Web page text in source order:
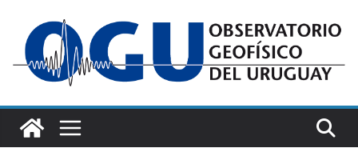
contenido